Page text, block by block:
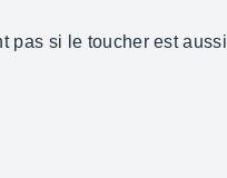
pas si le toucher est aussi